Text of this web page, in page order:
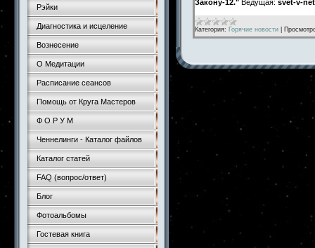
Рэйки
Диагностика и исцеление
Вознесение
О Медитации
Расписание сеансов
Помощь от Круга Мастеров
Ф О Р У М
Ченнелинги - Каталог файлов
Каталог статей
FAQ (вопрос/ответ)
Блог
Фотоальбомы
Гостевая книга
Закону-12." Ведущая: svet-v-
Категория: Горячие новости